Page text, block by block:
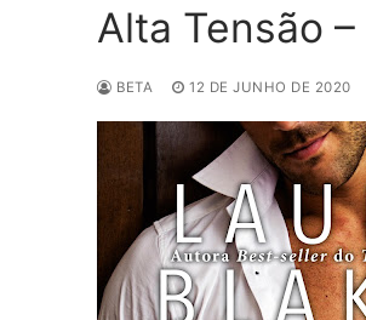
Alta Tensão
BETA 12 DE JUNHO DE 2020